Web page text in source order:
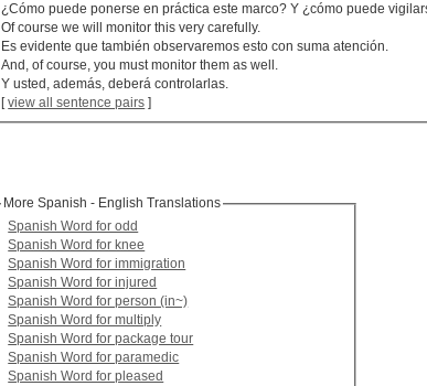
¿Cómo puede ponerse en práctica este marco? Y ¿cómo puede
Of course we will monitor this very carefully.
Es evidente que también observaremos esto con suma atención.
And, of course, you must monitor them as well.
Y usted, además, deberá controlarlas.
[view all sentence pairs ]
More Spanish - English Translations
Spanish Word for odd
Spanish Word for knee
Spanish Word for immigration
Spanish Word for injured
Spanish Word for person (in~)
Spanish Word for multiply
Spanish Word for package tour
Spanish Word for paramedic
Spanish Word for pleased